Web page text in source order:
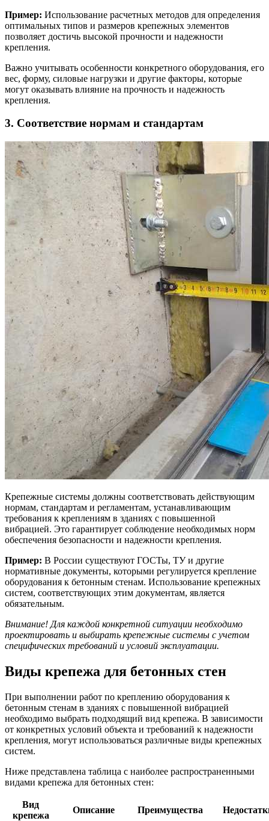
Пример: Использование расчетных методов для определения
оптимальных типов и размеров крепежных элементов
позволяет достичь высокой прочности и надежности
крепления.
Важно учитывать особенности конкретного оборудования, его
вес, форму, силовые нагрузки и другие факторы, которые
могут оказывать влияние на прочность и надежность
крепления.
3. Соответствие нормам и стандартам
Крепежные системы должны соответствовать действующим
нормам, стандартам и регламентам, устанавливающим
требования к креплениям в зданиях с повышенной
вибрацией. Это гарантирует соблюдение необходимых норм
обеспечения безопасности и надежности крепления.
Пример: В России существуют ГОСТы, ТУ и другие
нормативные документы, которыми регулируется крепление
оборудования к бетонным стенам. Использование крепежных
систем, соответствующих этим документам, является
обязательным.
Внимание! Для каждой конкретной ситуации необходимо
проектировать и выбирать крепежные системы с учетом
специфических требований и условий эксплуатации.
Виды крепежа для бетонных стен
При выполнении работ по креплению оборудования к
бетонным стенам в зданиях с повышенной вибрацией
необходимо выбрать подходящий вид крепежа. В зависимости
от конкретных условий объекта и требований к надежности
крепления, могут использоваться различные виды крепежных
систем.
Ниже представлена таблица с наиболее распространенными
видами крепежа для бетонных стен:
Вид
крепежа
Описание Преимущества